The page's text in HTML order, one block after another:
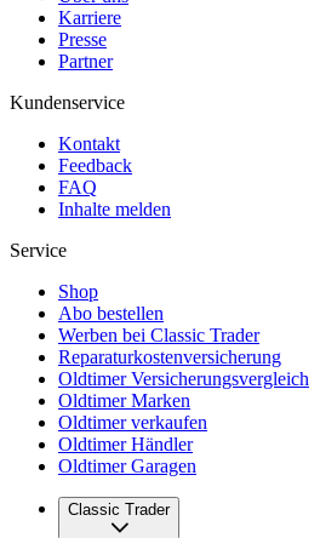
Karriere
Presse
Partner
Kundenservice
Kontakt
Feedback
FAQ
Inhalte melden
Service
Shop
Abo bestellen
Werben bei Classic Trader
Reparaturkostenversicherung
Oldtimer Versicherungsvergleich
Oldtimer Marken
Oldtimer verkaufen
Oldtimer Händler
Oldtimer Garagen
Classic Trader